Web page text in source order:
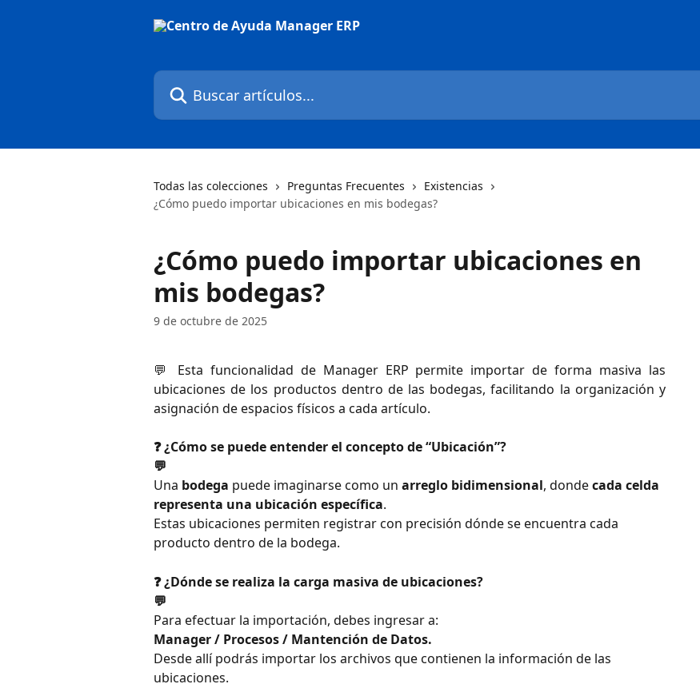
Buscar artículos...
Todas las colecciones Preguntas Frecuentes
Existencias
¿Cómo puedo importar ubicaciones en mis bodegas?
¿Cómo puedo importar ubicaciones en
mis bodegas?
9 de octubre de 2025
💬 Esta funcionalidad de Manager ERP permite importar de forma masiva las
ubicaciones de los productos dentro de las bodegas, facilitando la organización y
asignación de espacios físicos a cada artículo.
❓ ¿Cómo se puede entender el concepto de “Ubicación”?
💬
Una bodega puede imaginarse como un arreglo bidimensional, donde cada celda
representa una ubicación específica.
Estas ubicaciones permiten registrar con precisión dónde se encuentra cada
producto dentro de la bodega.
❓ ¿Dónde se realiza la carga masiva de ubicaciones?
💬
Para efectuar la importación, debes ingresar a:
Manager / Procesos / Mantención de Datos.
Desde allí podrás importar los archivos que contienen la información de las
ubicaciones.